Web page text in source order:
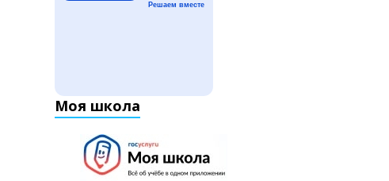
Решаем вместе
Моя школа